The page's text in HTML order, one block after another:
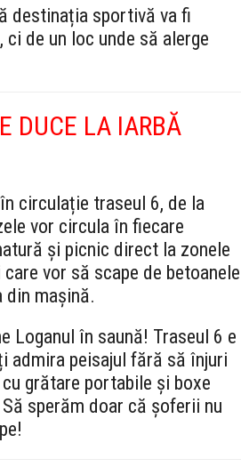
destinația sportivă va fi
de un loc unde să alerge
DUCE LA IARBĂ
circulație traseul 6, de la
vor circula în fiecare
și picnic direct la zonele
vor să scape de betoanele
din mașină.
Loganul în saună! Traseul 6 e
admira peisajul fără să înjuri
grătare portabile și boxe
sperăm doar că șoferii nu